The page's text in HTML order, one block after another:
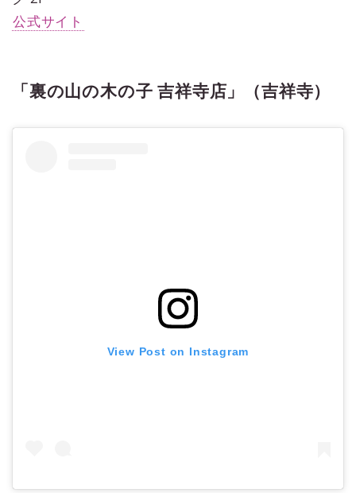
公式サイト
「裏の山の木の子 吉祥寺店」（吉祥寺）
View Post on Instagram